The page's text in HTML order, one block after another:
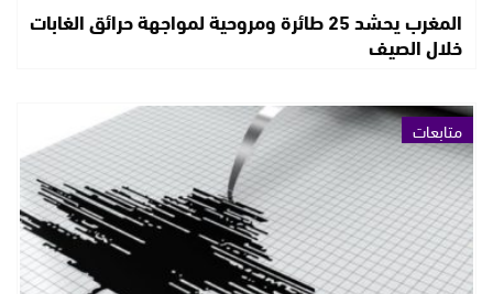
المغرب يحشد 25 طائرة ومروحية لمواجهة حرائق الغابات
خلال الصيف
متابعات